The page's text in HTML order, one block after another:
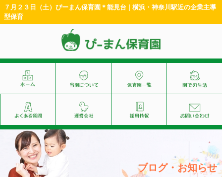
７月２３日（土）ぴーまん保育園＊能見台 | 横浜・神奈川駅近の企業主導
型保育
ブログ・お知らせ